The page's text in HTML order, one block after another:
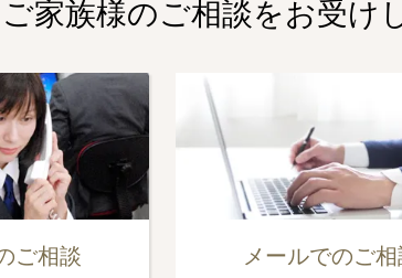
ご家族様のご相談を お受け
ご相談 メールでのご相